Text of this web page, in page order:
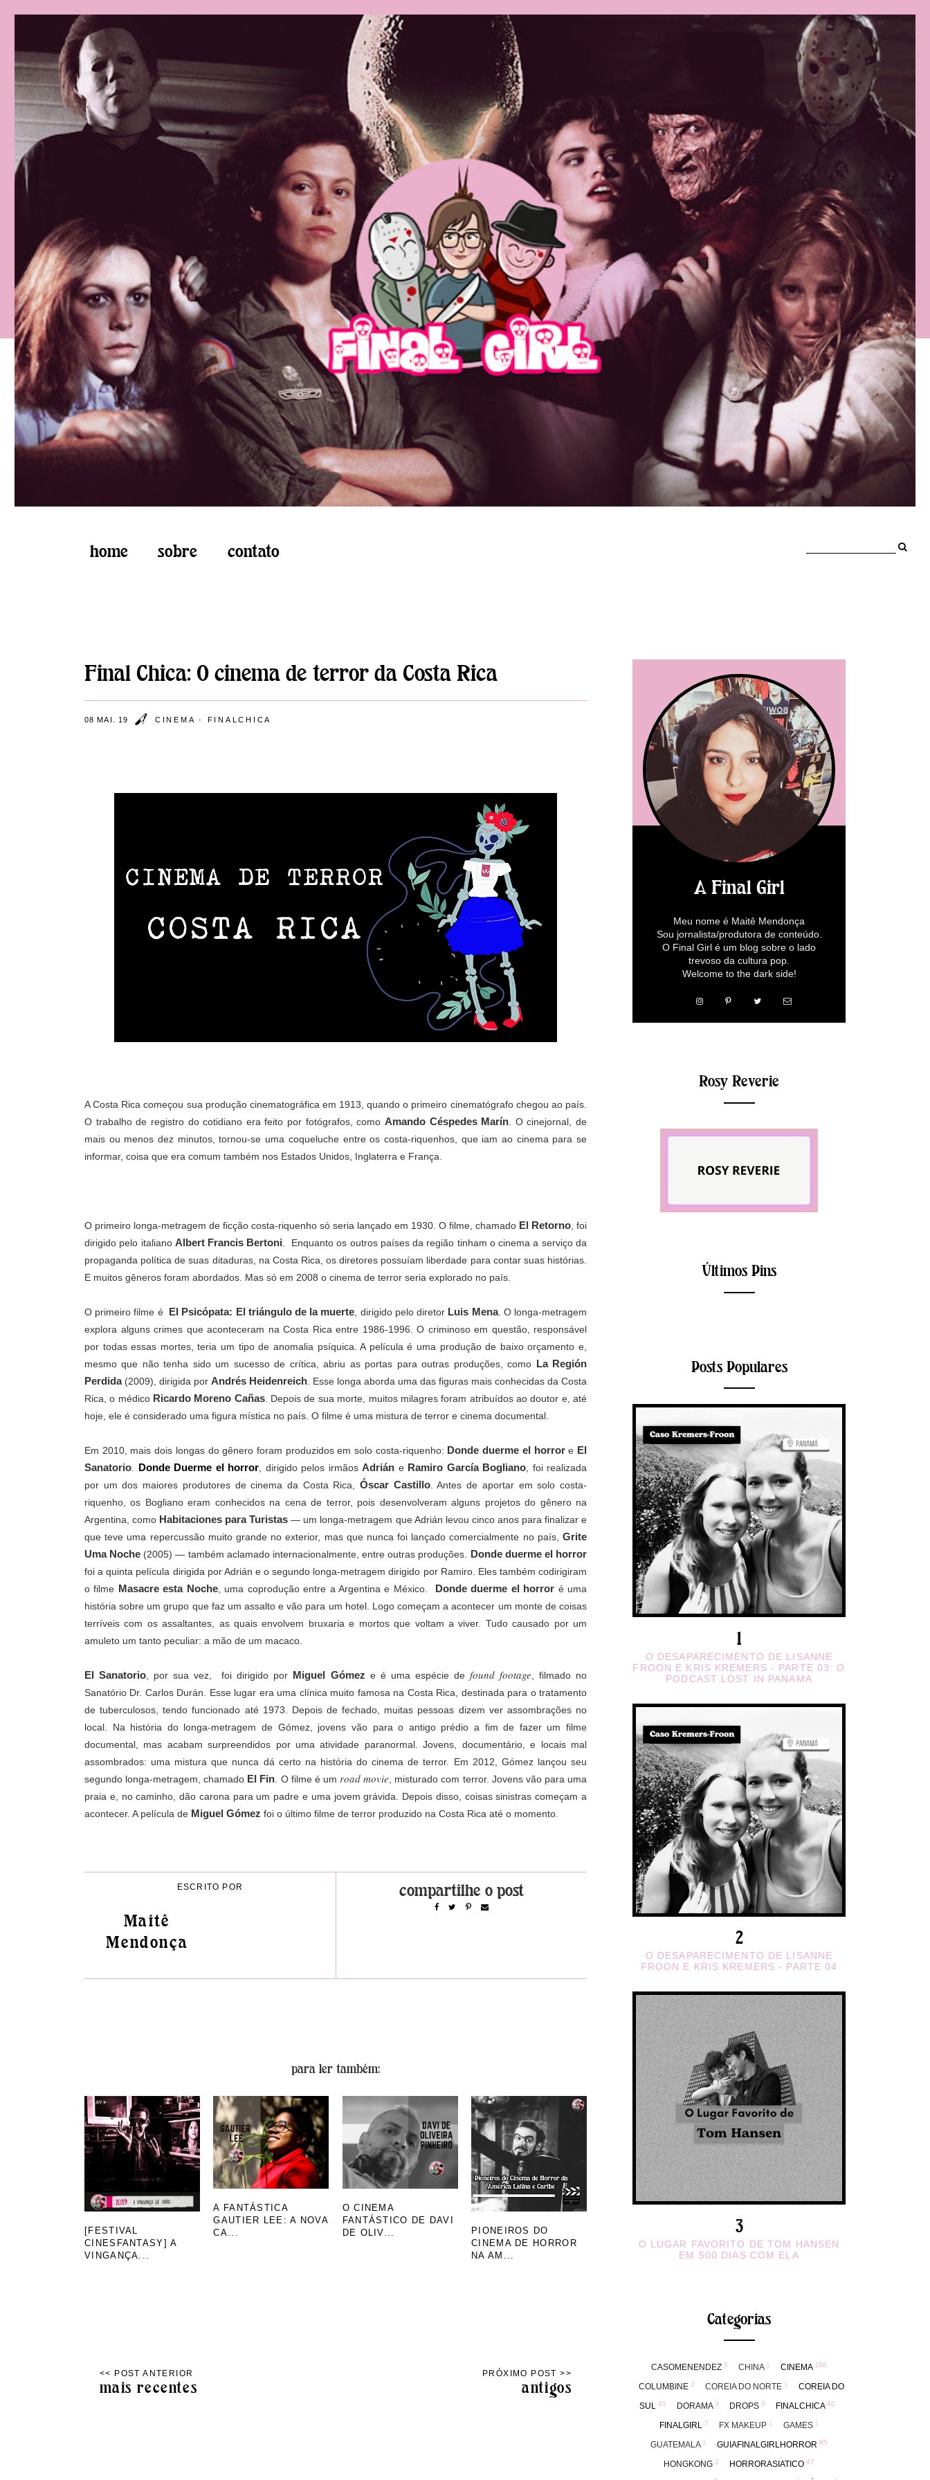
home sobre contato
Final Chica: O cinema de terror da Costa Rica
08 MAI. 19 CINEMA - FINALCHICA
A Costa Rica começou sua produção cinematográfica em 1913, quando o primeiro cinematógrafo chegou ao país.
O trabalho de registro do cotidiano era feito por fotógrafos, como Amando Céspedes Marín . O cinejornal, de
mais ou menos dez minutos, tornou-se uma coqueluche entre os costa-riquenhos, que iam ao cinema para se
informar, coisa que era comum também nos Estados Unidos, Inglaterra e França.
O primeiro longa-metragem de ficção costa-riquenho só seria lançado em 1930. O filme, chamado El Retorno , foi
dirigido pelo italiano Albert Francis Bertoni
Enquanto os outros países da região tinham o cinema a serviço da
propaganda política de suas ditaduras, na Costa Rica, os diretores possuíam liberdade para contar suas histórias.
E muitos gêneros foram abordados. Mas só em 2008 o cinema de terror seria explorado no país.
O primeiro filme é El Psicópata: El triángulo de la muerte , dirigido pelo diretor Luis Mena. O longa-metragem
explora alguns crimes que aconteceram na Costa Rica entre 1986-1996. O criminoso em questão, responsável
por todas essas mortes, teria um tipo de anomalia psíquica. A película é uma produção de baixo orçamento e,
mesmo que não tenha sido um sucesso de crítica, abriu as portas para outras produções, como La Región
Perdida(2009), dirigida por Andrés Heidenreich . Esse longa aborda uma das figuras mais conhecidas da Costa
Rica, o médico Ricardo Moreno Cañas. Depois de sua morte, muitos milagres foram atribuídos ao doutor e, até
hoje, ele é considerado uma figura mística no país. O filme é uma mistura de terror e cinema documental.
Em 2010, mais dois longas do gênero foram produzidos em solo costa-riquenho: Donde duerme el horrore El
Sanatorio
Donde Duerme el horror , dirigido pelos irmãos Adrián e Ramiro García Bogliano , foi realizada
por um dos maiores produtores de cinema da Costa Rica,Óscar Castillo. Antes de aportar em solo costa-
riquenho, os Bogliano eram conhecidos na cena de terror, pois desenvolveram alguns projetos do gênero na
Argentina, como Habitaciones para Turistas — um longa-metragem que Adrián levou cinco anos para finalizar e
que teve uma repercussão muito grande no exterior, mas que nunca foi lançado comercialmente no país, Grite
Uma Noche (2005) — também aclamado internacionalmente, entre outras produções. Donde duerme el horror
foi a quinta película dirigida por Adrián e o segundo longa-metragem dirigido por Ramiro. Eles também codirigiram
o filme Masacre esta Noche, uma coprodução entre a Argentina e México. Donde duerme el horror é uma
história sobre um grupo que faz um assalto e vão para um hotel. Logo começam a acontecer um monte de coisas
terríveis com os assaltantes, as quais envolvem bruxaria e mortos que voltam a viver. Tudo causado por um
amuleto um tanto peculiar: a mão de um macaco.
El Sanatorio , por sua vez, foi dirigido por Miguel Gómez e é uma espécie de found footage , filmado no
Sanatório Dr. Carlos Durán. Esse lugar era uma clínica muito famosa na Costa Rica, destinada para o tratamento
de tuberculosos, tendo funcionado até 1973. Depois de fechado, muitas pessoas dizem ver assombrações no
local. Na história do longa-metragem de Gómez, jovens vão para o antigo prédio a fim de fazer um filme
documental, mas acabam surpreendidos por uma atividade paranormal. Jovens, documentário, e locais mal
assombrados: uma mistura que nunca dá certo na história do cinema de terror. Em 2012, Gómez lançou seu
segundo longa-metragem, chamado El Fin . O filme é um road movie , misturado com terror. Jovens vão para uma
praia e, no caminho, dão carona para um padre e uma jovem grávida. Depois disso, coisas sinistras começam a
acontecer. A película de Miguel Gómez foi o último filme de terror produzido na Costa Rica até o momento.
ESCRITO POR
Maitê
Mendonça
para ler também:
[FESTIVAL
CINESFANTASY] A
VINGANÇA...
A FANTÁSTICA
GAUTIER LEE: A NOVA
CA...
O CINEMA
FANTÁSTICO DE DAVI
DE OLIV...
PIONEIROS DO
CINEMA DE HORROR
NA AM...
mais recentes antigos
A Final Girl
Meu nome é Maitê Mendonça
Sou jornalista/produtora de conteúdo.
O Final Girl é um blog sobre o lado
trevoso da cultura pop.
Welcome to the dark side!
Rosy Reverie
Últimos Pins
Posts Populares
O DESAPARECIMENTO DE LISANNE
FROON E KRIS KREMERS - PARTE 03: O
PODCAST LOST IN PANAMA
O DESAPARECIMENTO DE LISANNE
FROON E KRIS KREMERS - PARTE 04
O LUGAR FAVORITO DE TOM HANSEN
EM 500 DIAS COM ELA
Categorias
CASOMENENDEZ 5 CHINA 1 CINEMA 166
COLUMBINE 2 COREIA DO NORTE 1
COREIA DO
SUL 41 DORAMA3 DROPS 3 FINALCHICA40
FINALGIRL 7 FX MAKEUP 1 GAMES 1
GUATEMALA 1 GUIAFINALGIRLHORROR 85
HONGKONG 2 HORRORASIATICO 47